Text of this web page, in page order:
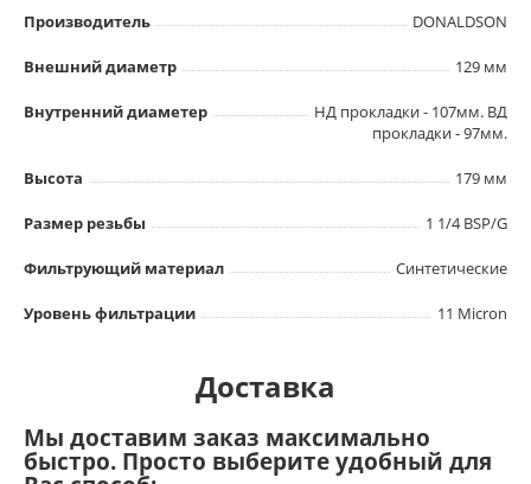
Производитель DONALDSON
Внешний диаметр 129 мм
Внутренний диаметер
НД прокладки - 107мм. ВД
прокладки - 97мм.
Высота 179 мм
Размер резьбы 1 1/4 BSP/G
Фильтрующий материал Синтетические
Уровень фильтрации 11 Micron
Доставка
Мы доставим заказ максимально
быстро. Просто выберите удобный для